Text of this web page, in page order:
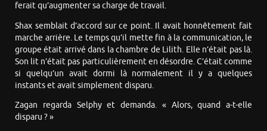
ferait qu’augmenter sa charge de travail.
Shax semblait d’accord sur ce point. Il avait honnêtement fait
marche arrière. Le temps qu’il mette fin à la communication, le
groupe était arrivé dans la chambre de Lilith. Elle n’était pas là.
Son lit n’était pas particulièrement en désordre. C’était comme
si quelqu’un avait dormi là normalement il y a quelques
instants et avait simplement disparu.
Zagan regarda Selphy et demanda. « Alors, quand a-t-elle
disparu ? »